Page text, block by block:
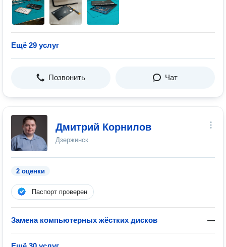
Ещё 29 услуг
Позвонить Чат
Дмитрий Корнилов
Дзержинск
2 оценки
Паспорт проверен
Замена компьютерных жёстких дисков —